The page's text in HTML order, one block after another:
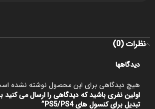
نظرات (0)
دیدگاهها
هیچ دیدگاهی برای این محصول نوشته نشده
اولین نفری باشید که دیدگاهی را ارسال می کنید
تبدیل برای کنسول های PS5/PS4”